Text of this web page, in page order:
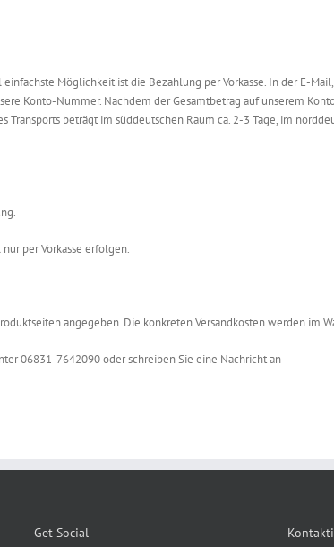
Möglichkeit ist die Bezahlung per Vorkasse. In der E-
Konto-Nummer. Nachdem der Gesamtbetrag auf unserem
beträgt im süddeutschen Raum ca. 2-3 Tage, im
per Vorkasse erfolgen.
angegeben. Die konkreten Versandkosten werden im
06831-7642090 oder schreiben Sie eine Nachricht an
Get Social